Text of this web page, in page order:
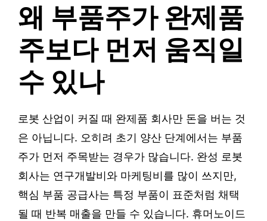
왜 부품주가 완제품
주보다 먼저 움직일
수 있나
로봇 산업이 커질 때 완제품 회사만 돈을 버는 것
은 아닙니다. 오히려 초기 양산 단계에서는 부품
주가 먼저 주목받는 경우가 많습니다. 완성 로봇
회사는 연구개발비와 마케팅비를 많이 쓰지만,
핵심 부품 공급사는 특정 부품이 표준처럼 채택
될 때 반복 매출을 만들 수 있습니다. 휴머노이드